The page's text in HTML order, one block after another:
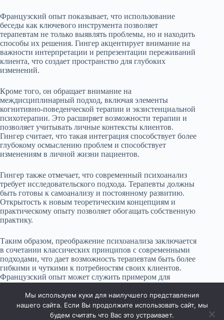
Французский опыт показывает, что использование
беседы как ключевого инструмента позволяет
терапевтам не только выявлять проблемы, но и находить
способы их решения. Гингер акцентирует внимание на
важности интерпретации и репрезентации переживаний
клиента, что создает пространство для глубоких
изменений.
Кроме того, он обращает внимание на
междисциплинарный подход, включая элементы
когнитивно-поведенческой терапии и экзистенциальной
психотерапии. Это расширяет возможности терапии и
позволяет учитывать личные контексты клиентов.
Гингер считает, что такая интеграция способствует более
глубокому осмыслению проблем и способствует
изменениям в личной жизни пациентов.
Гингер также отмечает, что современный психоанализ
требует исследовательского подхода. Терапевты должны
быть готовы к самоанализу и постоянному развитию.
Открытость к новым теоретическим концепциям и
практическому опыту позволяет обогащать собственную
практику.
Таким образом, преображение психоанализа заключается
в сочетании классических принципов с современными
подходами, что дает возможность терапевтам быть более
гибкими и чуткими к потребностям своих клиентов.
Французский опыт может служить примером для
своих методик.
Мы используем куки для наилучшего представления
нашего сайта. Если Вы продолжите использовать сайт, мы
будем считать что Вас это устраивает.